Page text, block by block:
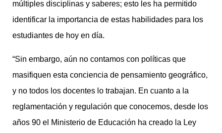
múltiples disciplinas y saberes; esto les ha permitido
identificar la importancia de estas habilidades para los
estudiantes de hoy en día.
“Sin embargo, aún no contamos con políticas que
masifiquen esta conciencia de pensamiento geográfico,
y no todos los docentes lo trabajan. En cuanto a la
reglamentación y regulación que conocemos, desde los
años 90 el Ministerio de Educación ha creado la Ley